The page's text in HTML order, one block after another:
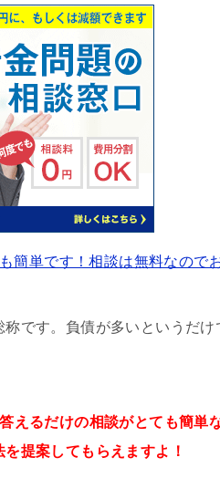
簡単です！相談は無料なので
です。負債が多いというだ
えるだけの相談がとても簡単
提案してもらえますよ！